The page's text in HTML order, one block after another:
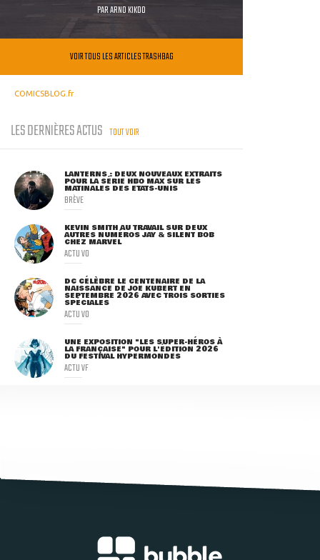
PARARNO KIKOO
VOIR TOUS LES ARTICLES TRASHBAG
COMICSBLOG.fr
LES DERNIÈRES ACTUS TOUT VOIR
LANTERNS : DEUX NOUVEAUX EXTRAITS
POUR LA SÉRIE HBO MAX SUR LES
MATINALES DES ETATS-UNIS
BRÈVE
KEVIN SMITH AU TRAVAIL SUR DEUX
AUTRES NUMÉROS JAY & SILENT BOB
CHEZ MARVEL
ACTU VO
DC CÉLÈBRE LE CENTENAIRE DE LA
NAISSANCE DE JOE KUBERT EN
SEPTEMBRE 2026 AVEC TROIS SORTIES
SPÉCIALES
ACTU VO
UNE EXPOSITION "LES SUPER-HÉROS À
LA FRANÇAISE" POUR L'ÉDITION 2026
DU FESTIVAL HYPERMONDES
ACTU VF